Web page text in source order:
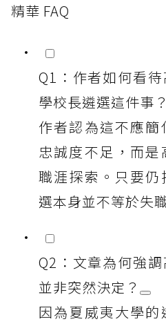
精華 FAQ
Q1：作者如何看
學校長遴選這件事？
作者認為這不應
忠誠度不足，而
職涯探索。只要
選本身並不等於失
Q2：文章為何強
並非突然決定？
因為夏威夷大學